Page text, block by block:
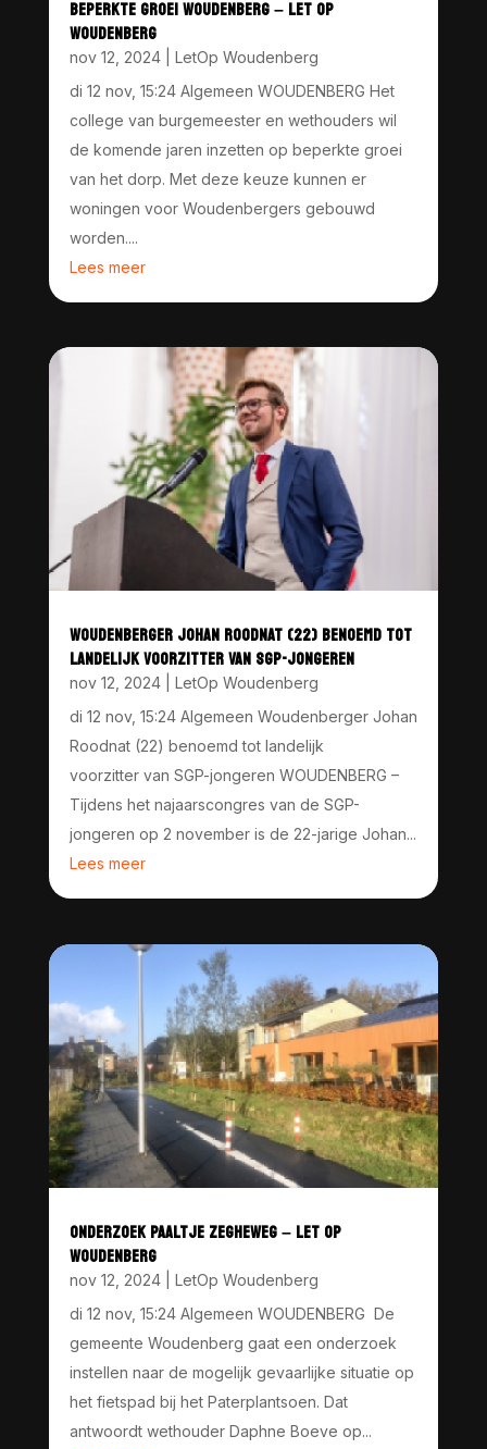
BEPERKTE GROEI WOUDENBERG – LET OP
WOUDENBERG
nov 12, 2024| LetOp Woudenberg
di 12 nov, 15:24 Algemeen WOUDENBERG Het
college van burgemeester en wethouders wil
de komende jaren inzetten op beperkte groei
van het dorp. Met deze keuze kunnen er
woningen voor Woudenbergers gebouwd
worden....
Lees meer
WOUDENBERGER JOHAN ROODNAT (22) BENOEMD TOT
LANDELIJK VOORZITTER VAN SGP-JONGEREN
nov 12, 2024| LetOp Woudenberg
di 12 nov, 15:24 Algemeen Woudenberger Johan
Roodnat (22) benoemd tot landelijk
voorzitter van SGP-jongeren WOUDENBERG –
Tijdens het najaarscongres van de SGP-
jongeren op 2 november is de 22-jarige Johan...
Lees meer
ONDERZOEK PAALTJE ZEGHEWEG – LET OP
WOUDENBERG
nov 12, 2024| LetOp Woudenberg
di 12 nov, 15:24 Algemeen WOUDENBERG De
gemeente Woudenberg gaat een onderzoek
instellen naar de mogelijk gevaarlijke situatie op
het fietspad bij het Paterplantsoen. Dat
antwoordt wethouder Daphne Boeve op...